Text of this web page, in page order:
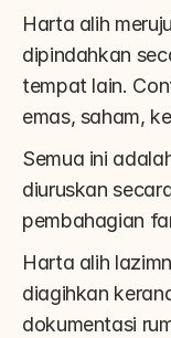
Harta alih
dipindahkan
tempat lain.
emas, saham,
Semua ini
diuruskan
pembahagian
Harta alih
diagihkan
dokumentasi